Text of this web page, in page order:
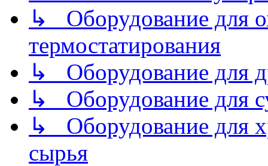
↳ Оборудование для
термостатирования
↳ Оборудование для
↳ Оборудование для
↳ Оборудование для
сырья